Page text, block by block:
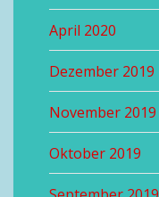
April 2020
Dezember 2019
November 2019
Oktober 2019